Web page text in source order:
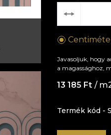
Javasoljuk, hogy
a magassághoz,
13 185 Ft /
Termék kód -